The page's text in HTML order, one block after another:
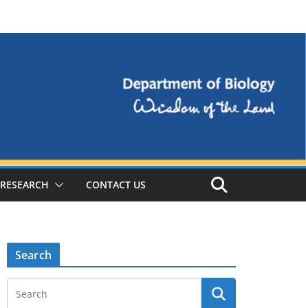
RESEARCH CONTACT US
Search